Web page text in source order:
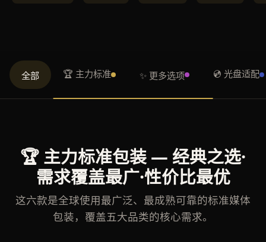
全部 🏆 主力标准 ✨ 更多选项 💿 光盘适配
🏆 主力标准包装 — 经典之选·
需求覆盖最广·性价比最优
这六款是全球使用最广泛、最成熟可靠的标准媒体
包装，覆盖五大品类的核心需求。